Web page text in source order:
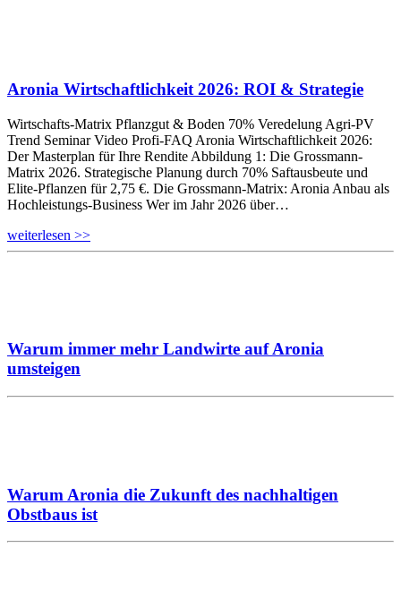
Aronia Wirtschaftlichkeit 2026: ROI & Strategie
Wirtschafts-Matrix Pflanzgut & Boden 70% Veredelung Agri-PV
Trend Seminar Video Profi-FAQ Aronia Wirtschaftlichkeit 2026:
Der Masterplan für Ihre Rendite Abbildung 1: Die Grossmann-
Matrix 2026. Strategische Planung durch 70% Saftausbeute und
Elite-Pflanzen für 2,75 €. Die Grossmann-Matrix: Aronia Anbau als
Hochleistungs-Business Wer im Jahr 2026 über…
weiterlesen >>
Warum immer mehr Landwirte auf Aronia
umsteigen
Warum Aronia die Zukunft des nachhaltigen
Obstbaus ist